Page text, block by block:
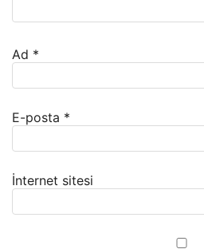
Ad *
E-posta *
İnternet sitesi